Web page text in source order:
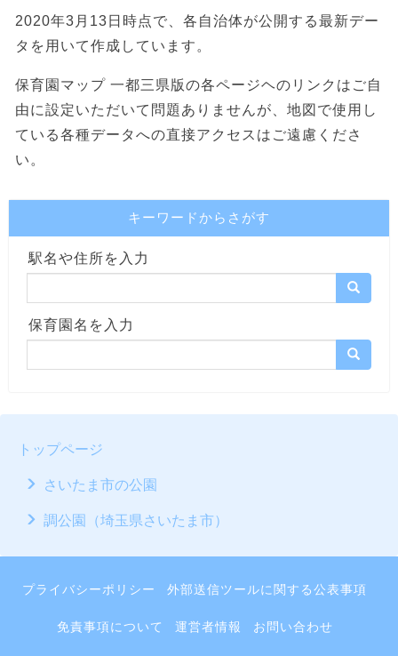
2020年3月13日時点で、各自治体が公開する最新デー
タを用いて作成しています。
保育園マップ 一都三県版の各ページヘのリンクはご自
由に設定いただいて問題ありませんが、地図で使用し
ている各種データへの直接アクセスはご遠慮くださ
い。
キーワードからさがす
駅名や住所を入力
保育園名を入力
トップページ
さいたま市の公園
調公園（埼玉県さいたま市）
プライバシーポリシー 外部送信ツールに関する公表事項
免責事項について 運営者情報 お問い合わせ